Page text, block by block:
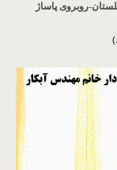
روبروی پاساژ
)